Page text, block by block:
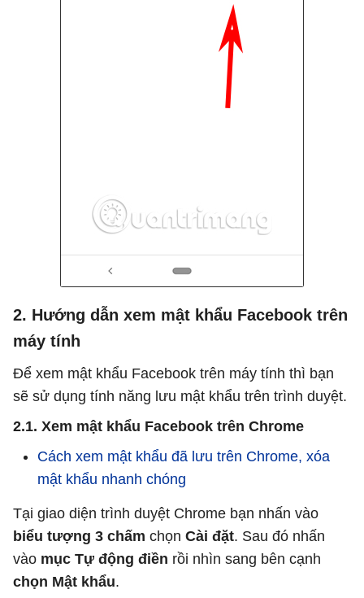
2. Hướng dẫn xem mật khẩu Facebook trên
máy tính
Để xem mật khẩu Facebook trên máy tính thì bạn
sẽ sử dụng tính năng lưu mật khẩu trên trình duyệt.
2.1. Xem mật khẩu Facebook trên Chrome
Cách xem mật khẩu đã lưu trên Chrome, xóa
mật khẩu nhanh chóng
Tại giao diện trình duyệt Chrome bạn nhấn vào
biểu tượng 3 chấm chọn Cài đặt. Sau đó nhấn
vào mục Tự động điền rồi nhìn sang bên cạnh
chọn Mật khẩu.